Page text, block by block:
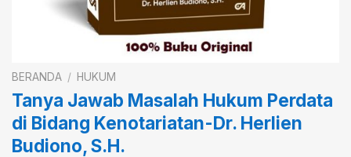
BERANDA / HUKUM
Tanya Jawab Masalah Hukum Perdata
di Bidang Kenotariatan-Dr. Herlien
Budiono, S.H.